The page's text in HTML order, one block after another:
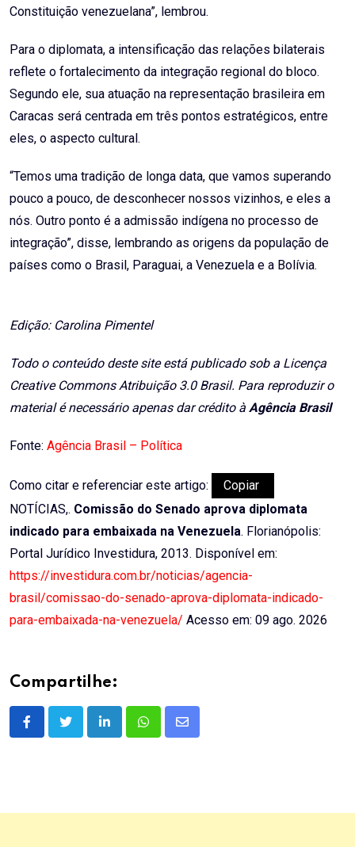
Constituição venezuelana”, lembrou.
Para o diplomata, a intensificação das relações bilaterais
reflete o fortalecimento da integração regional do bloco.
Segundo ele, sua atuação na representação brasileira em
Caracas será centrada em três pontos estratégicos, entre
eles, o aspecto cultural.
“Temos uma tradição de longa data, que vamos superando
pouco a pouco, de desconhecer nossos vizinhos, e eles a
nós. Outro ponto é a admissão indígena no processo de
integração”, disse, lembrando as origens da população de
países como o Brasil, Paraguai, a Venezuela e a Bolívia.
Edição: Carolina Pimentel
Todo o conteúdo deste site está publicado sob a Licença
Creative Commons Atribuição 3.0 Brasil. Para reproduzir o
material é necessário apenas dar crédito à Agência Brasil
Fonte: Agência Brasil – Política
Como citar e referenciar este artigo:
Copiar
NOTÍCIAS,. Comissão do Senado aprova diplomata
indicado para embaixada na Venezuela. Florianópolis:
Portal Jurídico Investidura, 2013. Disponível em:
https://investidura.com.br/noticias/agencia-
brasil/comissao-do-senado-aprova-diplomata-indicado-
para-embaixada-na-venezuela/ Acesso em: 09 ago. 2026
Compartilhe:
LinkedInWhatsappShare